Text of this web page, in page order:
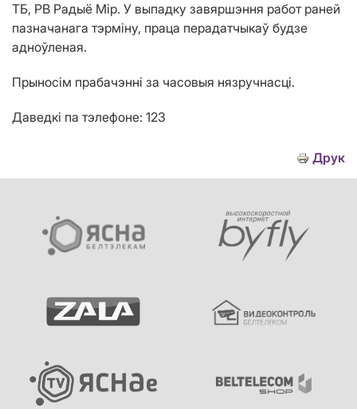
ТБ, РВ Радыё Мір. У выпадку завяршэння работ раней
пазначанага тэрміну, праца перадатчыкаў будзе
адноўленая.
Прыносім прабачэнні за часовыя нязручнасці.
Даведкі па тэлефоне: 123
Друк